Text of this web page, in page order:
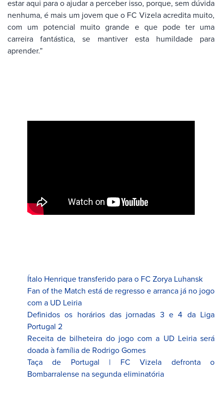
estar aqui para o ajudar a perceber isso, porque, sem dúvida
nenhuma, é mais um jovem que o FC Vizela acredita muito,
com um potencial muito grande e que pode ter uma
carreira fantástica, se mantiver esta humildade para
aprender.”
Ítalo Henrique transferido para o FC Zorya Luhansk
Fan of the Match está de regresso e arranca já no jogo
com a UD Leiria
Definidos os horários das jornadas 3 e 4 da Liga
Portugal 2
Receita de bilheteira do jogo com a UD Leiria será
doada à família de Rodrigo Gomes
Taça de Portugal | FC Vizela defronta o
Bombarralense na segunda eliminatória